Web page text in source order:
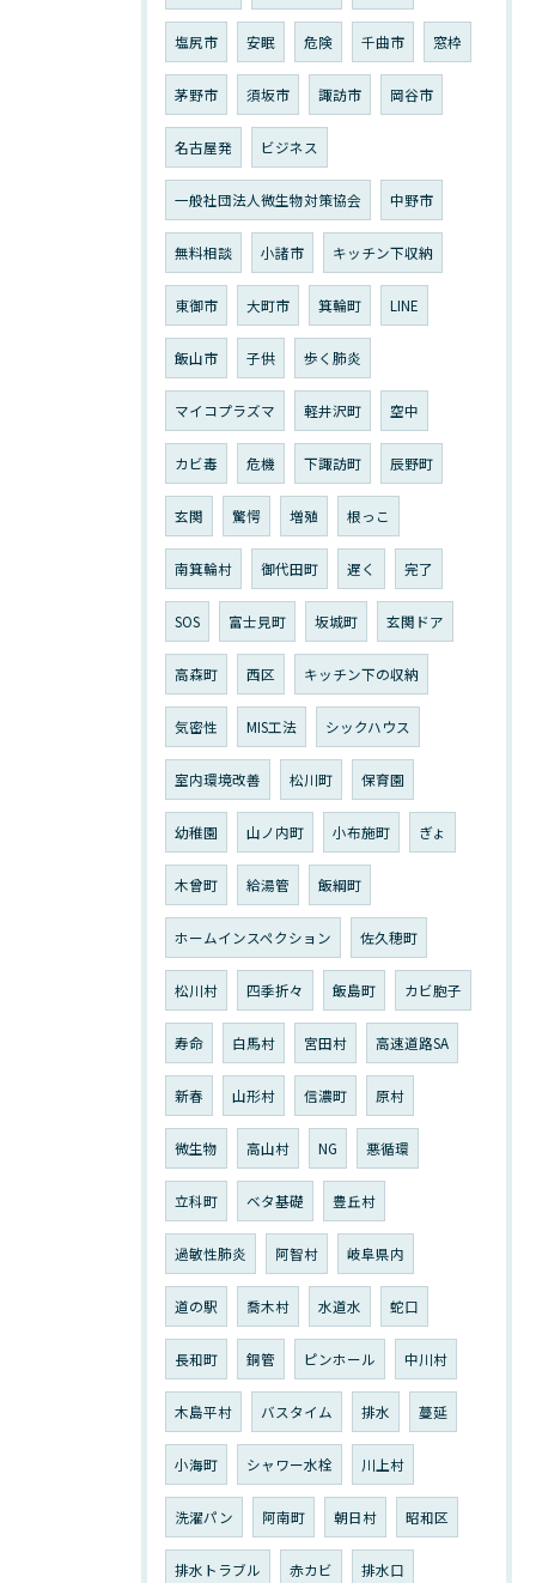
塩尻市 安眠 危険 千曲市 窓枠
茅野市 須坂市 諏訪市 岡谷市
名古屋発 ビジネス
一般社団法人微生物対策協会 中野市
無料相談 小諸市 キッチン下収納
東御市 大町市 箕輪町 LINE
飯山市 子供 歩く肺炎
マイコプラズマ 軽井沢町 空中
カビ毒 危機 下諏訪町 辰野町
玄関 驚愕 増殖 根っこ
南箕輪村 御代田町 遅く 完了
SOS 富士見町 坂城町 玄関ドア
高森町 西区 キッチン下の収納
気密性 MIS工法 シックハウス
室内環境改善 松川町 保育園
幼稚園 山ノ内町 小布施町 ぎょ
木曾町 給湯管 飯綱町
ホームインスペクション 佐久穂町
松川村 四季折々 飯島町 カビ胞子
寿命 白馬村 宮田村 高速道路SA
新春 山形村 信濃町 原村
微生物 高山村 NG 悪循環
立科町 ベタ基礎 豊丘村
過敏性肺炎 阿智村 岐阜県内
道の駅 喬木村 水道水 蛇口
長和町 銅管 ピンホール 中川村
木島平村 バスタイム 排水 蔓延
小海町 シャワー水栓 川上村
洗濯パン 阿南町 朝日村 昭和区
排水トラブル 赤カビ 排水口